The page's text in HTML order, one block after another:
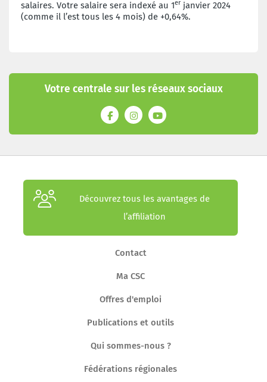
salaires. Votre salaire sera indexé au 1er janvier 2024
(comme il l’est tous les 4 mois) de +0,64%.
Votre centrale sur les réseaux sociaux
Découvrez tous les avantages de
l’affiliation
Contact
Ma CSC
Offres d'emploi
Publications et outils
Qui sommes-nous ?
Fédérations régionales